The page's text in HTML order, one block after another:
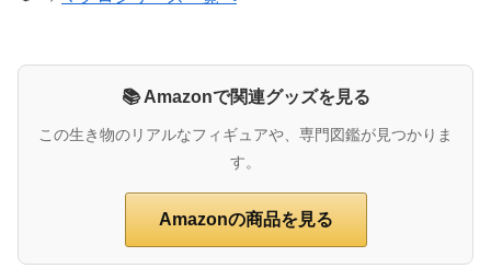
📚 Amazonで関連グッズを見る
この生き物のリアルなフィギュアや、専門図鑑が見つかりま
す。
Amazonの商品を見る